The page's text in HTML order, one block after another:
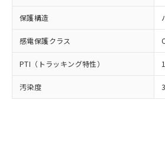
保護構造
感電保護クラス
PTI（トラッキング特性）
汚染度
オムロン制御機器販売
点は「
販売ネットワーク
在庫状況および標準価格
事前の承諾なく第三者
示しないようお願いし
マイパーツ機能（部品
但し、RoHS指令で産業用監視および
適用除外項目は除く。
※2 対応予定月
部品在庫の切り替え状況など
DEHP(フタル酸ビス(2-エチルヘキシ
※2 環境保護使用期限
「ｅ」：有害物質（10物質）
「10」：通常の使用状況下
当社は貴社製品を、核
ル、化学兵器、生物兵
武器並びにこれらの製
使用いたしません。
当社は、貴社製品を第三
場合は、上記1、2および
該第三者に通知します
販売先および販売に係わ
在庫なし(最新の在
たはお客様担当のオ
機器販売店・当社販
空
受注生産機種、ま